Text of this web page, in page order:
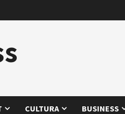
CULTURA BUSINESS